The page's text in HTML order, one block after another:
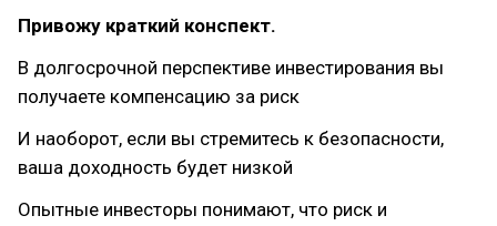
Привожу краткий конспект.
В долгосрочной перспективе инвестирования вы
получаете компенсацию за риск
И наоборот, если вы стремитесь к безопасности,
ваша доходность будет низкой
Опытные инвесторы понимают, что риск и